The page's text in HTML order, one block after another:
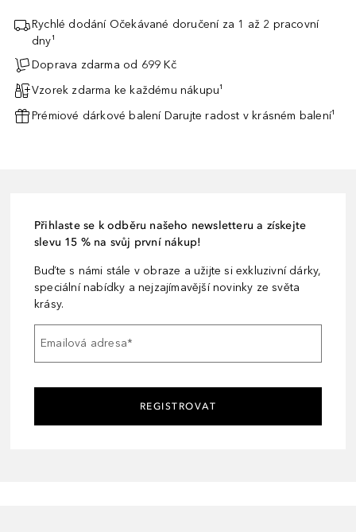
Rychlé dodání Očekávané doručení za 1 až 2 pracovní
dny¹
Doprava zdarma od 699 Kč
Vzorek zdarma ke každému nákupu¹
Prémiové dárkové balení Darujte radost v krásném balení¹
Přihlaste se k odběru našeho newsletteru a získejte
slevu 15 % na svůj první nákup!
Buďte s námi stále v obraze a užijte si exkluzivní dárky,
speciální nabídky a nejzajímavější novinky ze světa
krásy.
Emailová adresa*
REGISTROVAT